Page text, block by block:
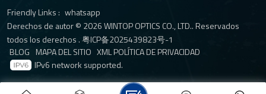
Friendly Links : whatsapp
Derechos de autor © 2026 WINTOP OPTICS CO., LTD.. Reservados
todos los derechos .粤ICP备2025439823号-1
BLOG MAPA DEL SITIO XMLPOLÍTICA DE PRIVACIDAD
IPv6 network supported.